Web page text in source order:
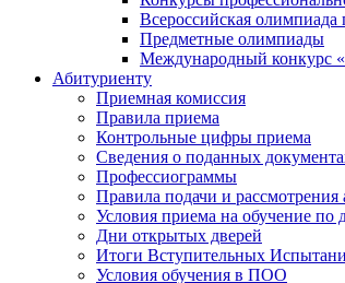
Всероссийская олимпиада
Предметные олимпиады
Международный конкурс
Абитуриенту
Приемная комиссия
Правила приема
Контрольные цифры приема
Сведения о поданных
Профессиограммы
Правила подачи и рассмотрения
Условия приема на обучение по
Дни открытых дверей
Итоги Вступительных
Условия обучения в ПОО